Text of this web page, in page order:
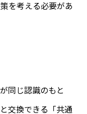
を考える必要があ
同じ認識のもと
交換できる「共通